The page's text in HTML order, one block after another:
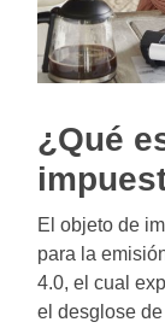
¿Qué
El objeto de
para la
4.0, el cual
el desglose